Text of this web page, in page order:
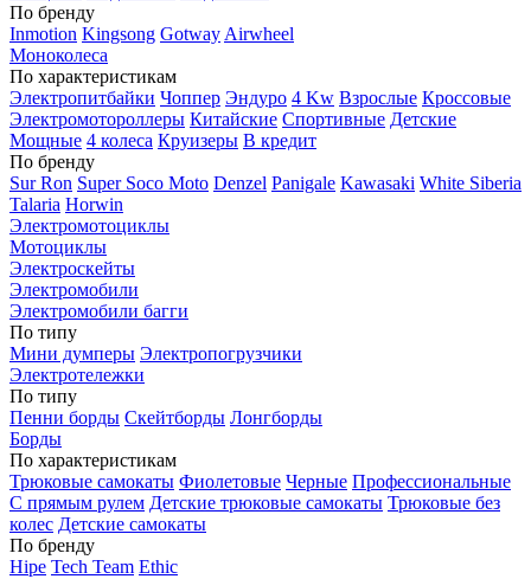
По бренду
Inmotion Kingsong Gotway Airwheel
Моноколеса
По характеристикам
Электропитбайки Чоппер Эндуро 4 Kw Взрослые Кроссовые
Электромотороллеры Китайские Спортивные Детские
Мощные 4 колеса Круизеры В кредит
По бренду
Sur Ron Super Soco Moto Denzel Panigale Kawasaki White Siberia
Talaria Horwin
Электромотоциклы
Мотоциклы
Электроскейты
Электромобили
Электромобили багги
По типу
Мини думперы Электропогрузчики
Электротележки
По типу
Пенни борды Скейтборды Лонгборды
Борды
По характеристикам
Трюковые самокаты Фиолетовые Черные Профессиональные
С прямым рулем Детские трюковые самокаты Трюковые без
колес Детские самокаты
По бренду
Hipe Tech Team Ethic